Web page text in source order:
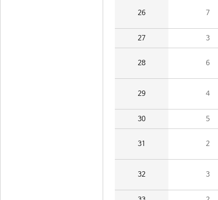
26 7
27 3
28 6
29 4
30 5
31 2
32 3